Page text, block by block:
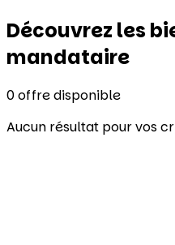
Découvrez les
mandataire
0offre disponible
Aucun résultat pour vos